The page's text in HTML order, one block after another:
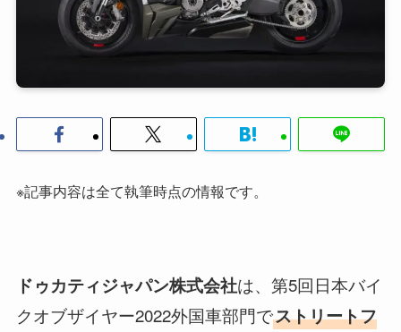
※記事内容は全て執筆時点の情報です。
ドゥカティジャパン株式会社は、第5回日本バイ
クオブザイヤー2022外国車部門でストリートフ